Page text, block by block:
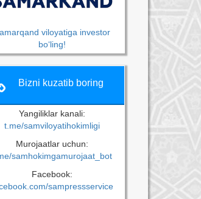
viloyatiga investor
bo‘ling!
Bizni kuzatib boring
Yangiliklar kanali:
t.me/samviloyatihokimligi
Murojaatlar uchun:
samhokimgamurojaat_bot
Facebook:
sampressservice